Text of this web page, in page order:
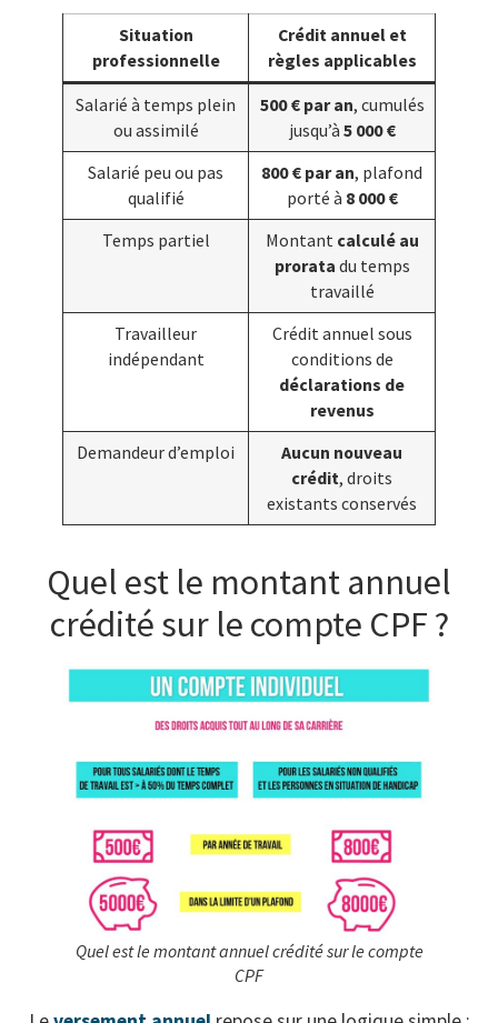
Situation
professionnelle
Crédit annuel et
règles applicables
Salarié à temps plein
ou assimilé
500 € par an, cumulés
jusqu’à 5 000 €
Salarié peu ou pas
qualifié
800 € par an, plafond
porté à 8 000 €
Temps partiel
Montant calculé au
prorata du temps
travaillé
Travailleur
indépendant
Crédit annuel sous
conditions de
déclarations de
revenus
Demandeur d’emploi
Aucun nouveau
crédit, droits
existants conservés
Quel est le montant annuel
crédité sur le compte CPF ?
Quel est le montant annuel crédité sur le compte
CPF